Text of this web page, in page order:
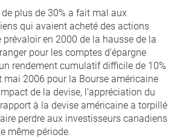
plus de 30% a fait mal aux
qui avaient acheté des actions
en 2000 de la hausse de la
pour les comptes d’épargne
rendement cumulatif difficile de 10%
mai 2006 pour la Bourse américaine
de la devise, l’appréciation du
à la devise américaine a torpillé
perdre aux investisseurs canadiens
même période.